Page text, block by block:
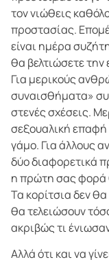
τον νιώθεις
προστασίας.
είναι ημέρα
θα βελτιώσετε
Για μερικούς
συναισθήματα»
στενές σχέσεις.
σεξουαλική επαφή
γάμο. Για άλλους
δύο διαφορετικά
η πρώτη σας φορά
Τα κορίτσια δεν
θα τελειώσουν
ακριβώς τι
Αλλά ότι και να